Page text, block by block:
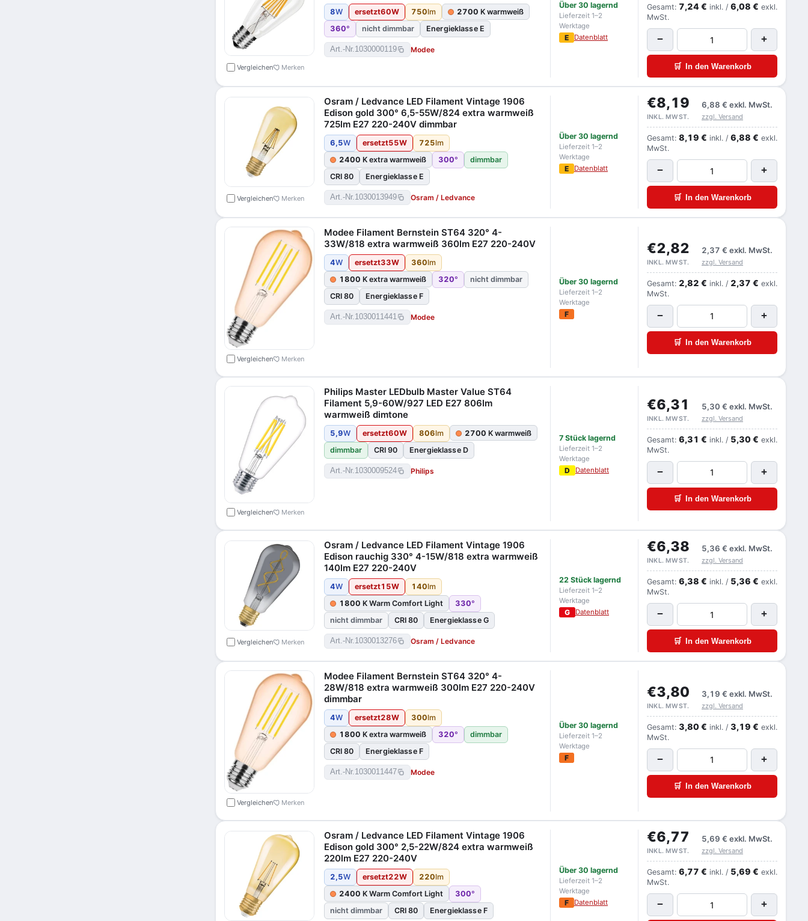
Vergleichen Merken
8W ersetzt60W 750lm 2700 K warmweiß
360° nicht dimmbar Energieklasse E
Art.-Nr.1030000119 Modee
Über 30 lagernd
Lieferzeit 1–2
Werktage
E Datenblatt
Gesamt: 7,24 € inkl. / 6,08 € exkl.
MwSt.
− +
🛒 In den Warenkorb
Vergleichen Merken
Osram / Ledvance LED Filament Vintage 1906
Edison gold 300° 6,5-55W/824 extra warmweiß
725lm E27 220-240V dimmbar
6,5W ersetzt55W 725lm
2400 K extra warmweiß 300°
dimmbar
CRI 80
Energieklasse E
Art.-Nr.1030013949 Osram / Ledvance
Über 30 lagernd
Lieferzeit 1–2
Werktage
E Datenblatt
€8,19 6,88 € exkl. MwSt.
INKL. MWST. zzgl. Versand
Gesamt: 8,19 € inkl. / 6,88 € exkl.
MwSt.
− +
🛒 In den Warenkorb
Vergleichen Merken
Modee Filament Bernstein ST64 320° 4-
33W/818 extra warmweiß 360lm E27 220-240V
4W ersetzt33W 360lm
1800 K extra warmweiß 320°
nicht dimmbar
CRI 80
Energieklasse F
Art.-Nr.1030011441 Modee
Über 30 lagernd
Lieferzeit 1–2
Werktage
F
€2,82 2,37 € exkl. MwSt.
INKL. MWST. zzgl. Versand
Gesamt: 2,82 € inkl. / 2,37 € exkl.
MwSt.
− +
🛒 In den Warenkorb
Vergleichen Merken
Philips Master LEDbulb Master Value ST64
Filament 5,9-60W/927 LED E27 806lm
warmweiß dimtone
5,9W ersetzt60W 806lm 2700 K warmweiß
dimmbar
CRI 90 Energieklasse D
Art.-Nr.1030009524 Philips
7 Stück lagernd
Lieferzeit 1–2
Werktage
D Datenblatt
€6,31 5,30 € exkl. MwSt.
INKL. MWST. zzgl. Versand
Gesamt: 6,31 € inkl. / 5,30 € exkl.
MwSt.
− +
🛒 In den Warenkorb
Vergleichen Merken
Osram / Ledvance LED Filament Vintage 1906
Edison rauchig 330° 4-15W/818 extra warmweiß
140lm E27 220-240V
4W ersetzt15W 140lm
1800 K Warm Comfort Light 330°
nicht dimmbar
CRI 80 Energieklasse G
Art.-Nr.1030013276 Osram / Ledvance
22 Stück lagernd
Lieferzeit 1–2
Werktage
G Datenblatt
€6,38 5,36 € exkl. MwSt.
INKL. MWST. zzgl. Versand
Gesamt: 6,38 € inkl. / 5,36 € exkl.
MwSt.
− +
🛒 In den Warenkorb
Vergleichen Merken
Modee Filament Bernstein ST64 320° 4-
28W/818 extra warmweiß 300lm E27 220-240V
dimmbar
4W ersetzt28W 300lm
1800 K extra warmweiß 320°
dimmbar
CRI 80
Energieklasse F
Art.-Nr.1030011447 Modee
Über 30 lagernd
Lieferzeit 1–2
Werktage
F
€3,80 3,19 € exkl. MwSt.
INKL. MWST. zzgl. Versand
Gesamt: 3,80 € inkl. / 3,19 € exkl.
MwSt.
− +
🛒 In den Warenkorb
Osram / Ledvance LED Filament Vintage 1906
Edison gold 300° 2,5-22W/824 extra warmweiß
220lm E27 220-240V
2,5W ersetzt22W 220lm
2400 K Warm Comfort Light 300°
nicht dimmbar
CRI 80 Energieklasse F
Über 30 lagernd
Lieferzeit 1–2
Werktage
F Datenblatt
€6,77 5,69 € exkl. MwSt.
INKL. MWST. zzgl. Versand
Gesamt: 6,77 € inkl. / 5,69 € exkl.
MwSt.
− +